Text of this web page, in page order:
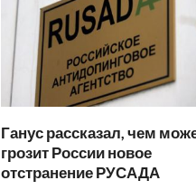
Ганус рассказал, чем
грозит России новое
отстранение РУСАДА